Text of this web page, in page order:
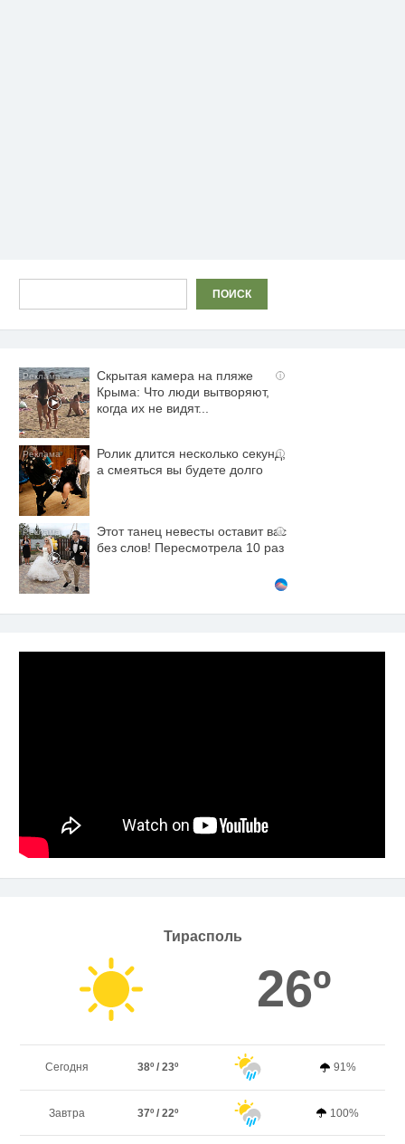
ПОИСК
i
Скрытая камера на пляже
Крыма: Что люди вытворяют,
когда их не видят...
i
Ролик длится несколько секунд,
а смеяться вы будете долго
i
Этот танец невесты оставит вас
без слов! Пересмотрела 10 раз
Тирасполь
26º
Сегодня 38º / 23º 91%
Завтра 37º / 22º 100%